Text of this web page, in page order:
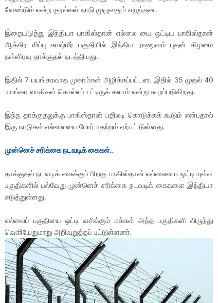
வேண்டும் என்ற குரல்கள் நாடு முழுவதும் எழுந்தன.
இதையடுத்து இந்தியா பாகிஸ்தான் எல்லை யை ஒட்டிய பாகிஸ்தான்
ஆக்கிர மிப்பு காஷ்மீர் பகுதியில் இந்திய ராணுவம் புதன் கிழமை
நள்ளிரவு தாக்குதல் நடத்தியது.
இதில் 7 பயங்கரவாத முகாம்கள் அழிக்கப்பட்டன. இதில் 35 முதல் 40
பயங்கர வாதிகள் கொல்லப்ப ட்டிருக் கலாம் என்று கூறப்படுகிறது.
இந்த தாக்குதலுக்கு பாகிஸ்தான் பதிலடி கொடுக்கக் கூடும் என்பதால்
இரு நாடுகள் எல்லையை போர் பதற்றம் ஏற்பட் டுள்ளது.
முன்னெச் சரிக்கை நடவடிக் கைகள்..
தாக்குதல் நடவடிக் கைக்குப் பிறகு பாகிஸ்தான் எல்லையை ஒட்டி யுள்ள
பகுதிகளில் பல்வேறு முன்னெச் சரிக்கை நடவடிக் கைகளை இந்தியா
எடுத்துள்ளது.
எல்லைப் பகுதியை ஒட்டி வசிக்கும் மக்கள் அந்த பகுதிகளி லிருந்து
வெளியேறுமாறு அறிவுறுத்தப் பட்டுள்ளனர்.